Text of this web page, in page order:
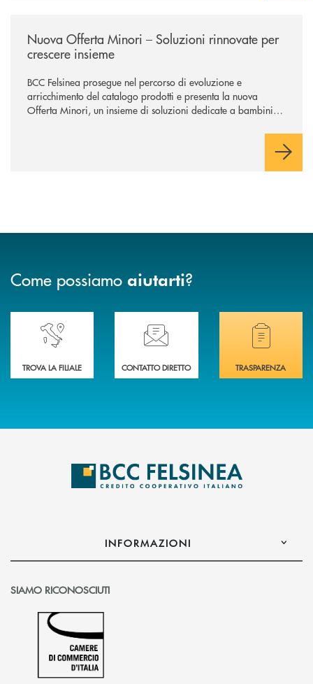
Nuova Offerta Minori – Soluzioni rinnovate per
crescere insieme
BCC Felsinea prosegue nel percorso di evoluzione e
arricchimento del catalogo prodotti e presenta la nuova
Offerta Minori, un insieme di soluzioni dedicate a bambini e
sviluppo di una relazione consapevole con il denaro, sempre
Come possiamo aiutarti?
Accedi all' elenco completo delle nostre&nbsp; filiali .
TROVA LA FILIALE
Ti serve assistenza immediata? Contattaci!
CONTATTO DIRETTO
Hai bisogno di
TRASPARENZA
INFORMAZIONI
SIAMO RICONOSCIUTI